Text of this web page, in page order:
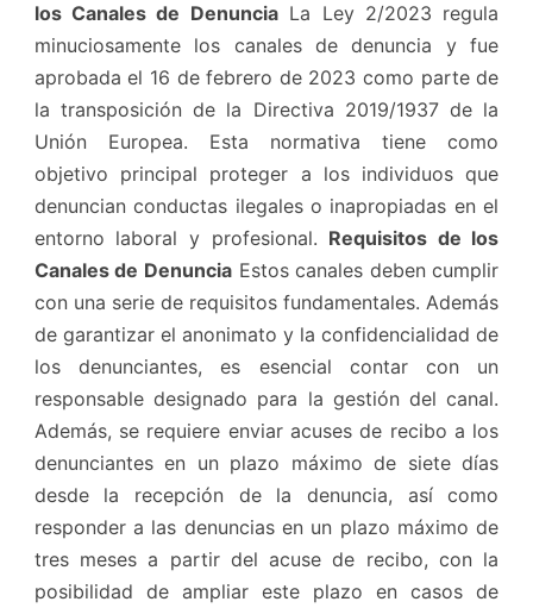
los Canales de DenunciaLa Ley 2/2023 regula
minuciosamente los canales de denuncia y fue
aprobada el 16 de febrero de 2023 como parte de
la transposición de la Directiva 2019/1937 de la
Unión Europea. Esta normativa tiene como
objetivo principal proteger a los individuos que
denuncian conductas ilegales o inapropiadas en el
entorno laboral y profesional. Requisitos de los
Canales de DenunciaEstos canales deben cumplir
con una serie de requisitos fundamentales. Además
de garantizar el anonimato y la confidencialidad de
los denunciantes, es esencial contar con un
responsable designado para la gestión del canal.
Además, se requiere enviar acuses de recibo a los
denunciantes en un plazo máximo de siete días
desde la recepción de la denuncia, así como
responder a las denuncias en un plazo máximo de
tres meses a partir del acuse de recibo, con la
posibilidad de ampliar este plazo en casos de